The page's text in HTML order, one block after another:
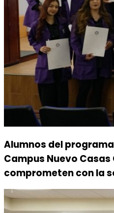
Alumnos del
Campus Nuevo Casas
comprometen con la